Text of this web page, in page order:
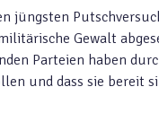
jüngsten
Gewalt
Parteien haben
und dass sie bereit